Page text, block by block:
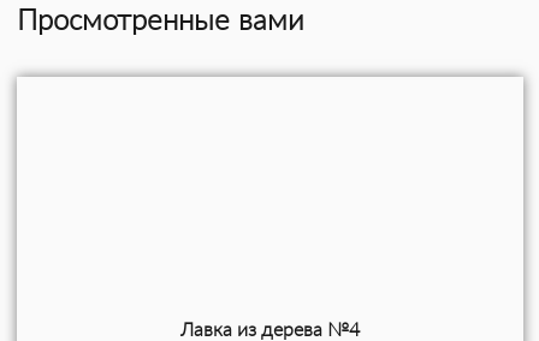
Просмотренные вами
Лавка из дерева №4